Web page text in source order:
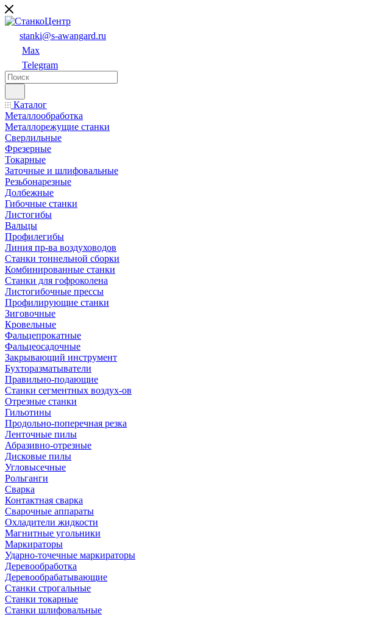
stanki@s-awangard.ru
Max
Telegram
Каталог
Металлообработка
Металлорежущие станки
Сверлильные
Фрезерные
Токарные
Заточные и шлифовальные
Резьбонарезные
Долбежные
Гибочные станки
Листогибы
Вальцы
Профилегибы
Линия пр-ва воздуховодов
Станки тоннельной сборки
Комбинированные станки
Станки для гофроколена
Листогибочные прессы
Профилирующие станки
Зиговочные
Кровельные
Фальцепрокатные
Фальцеосадочные
Закрывающий инструмент
Бухторазматыватели
Правильно-подающие
Станки сегментных воздух-ов
Отрезные станки
Гильотины
Продольно-поперечная резка
Ленточные пилы
Абразивно-отрезные
Дисковые пилы
Угловысечные
Рольганги
Сварка
Контактная сварка
Сварочные аппараты
Охладители жидкости
Магнитные угольники
Маркираторы
Ударно-точечные маркираторы
Деревообработка
Деревообрабатывающие
Станки строгальные
Станки токарные
Станки шлифовальные